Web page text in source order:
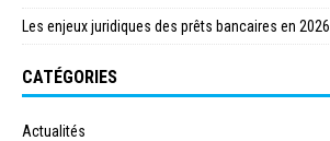
Les enjeux juridiques des prêts bancaires en 2026
CATÉGORIES
Actualités